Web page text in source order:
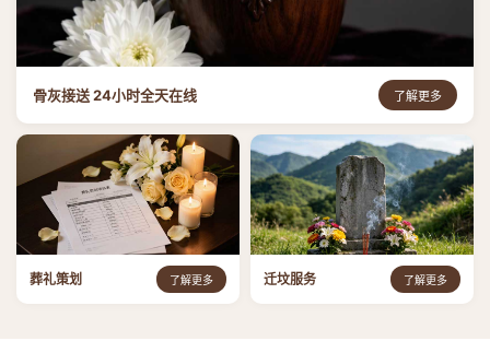
骨灰接送 24小时全天在线 了解更多
葬礼策划 了解更多 迁坟服务 了解更多